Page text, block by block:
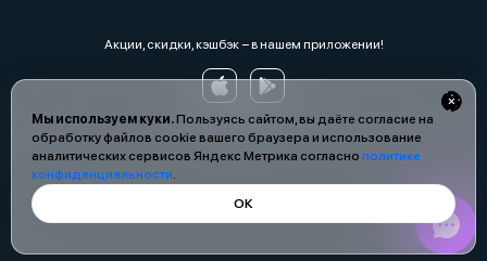
Мы используем куки.Пользуясь сайтом, вы даёте согласие на
обработку файлов cookie вашего браузера и использование
аналитических сервисов Яндекс Метрика согласно политике
конфиденциальности.
ОК
Акции, скидки, кэшбэк − в нашем приложении!